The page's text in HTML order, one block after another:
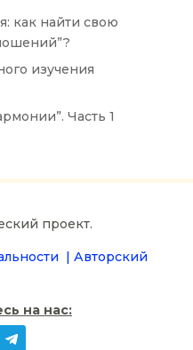
как найти свою
изучения
Часть 1
проект.
| Авторский
на нас: